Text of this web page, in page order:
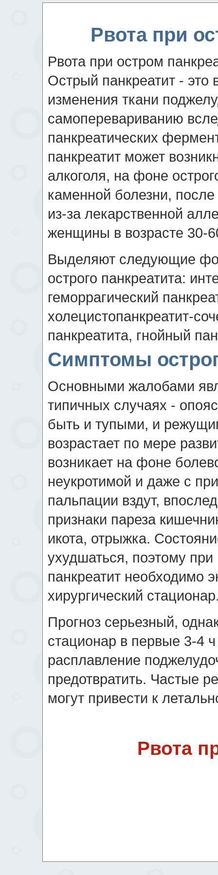
Рвота при
Рвота при остром
Острый панкреатит - это
изменения ткани
самоперевариванию
панкреатических
панкреатит может
алкоголя, на фоне
каменной болезни,
из-за лекарственной
женщины в возрасте 30-
Выделяют следующие
острого панкреатита:
геморрагический
холецистопанкреатит-
панкреатита, гнойный
Симптомы
Основными жалобами
типичных случаях -
быть и тупыми, и
возрастает по мере
возникает на фоне
неукротимой и даже с
пальпации вздут,
признаки пареза
икота, отрыжка.
ухудшаться, поэтому
панкреатит необходимо
хирургический
Прогноз серьезный,
стационар в первые 3-4
расплавление
предотвратить. Частые
могут привести к
Рвота